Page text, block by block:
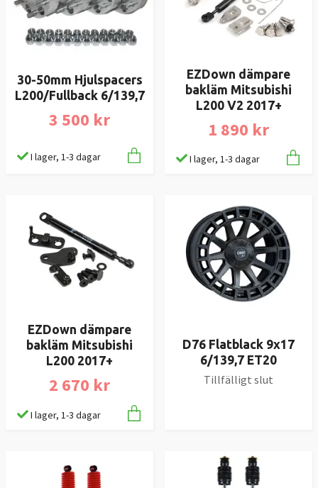
30-50mm Hjulspacers
L200/Fullback 6/139,7
3 500 kr
I lager, 1-3 dagar
EZDown dämpare
bakläm Mitsubishi
L200 V2 2017+
1 890 kr
I lager, 1-3 dagar
EZDown dämpare
bakläm Mitsubishi
L200 2017+
2 670 kr
I lager, 1-3 dagar
D76 Flatblack 9x17
6/139,7 ET20
Tillfälligt slut